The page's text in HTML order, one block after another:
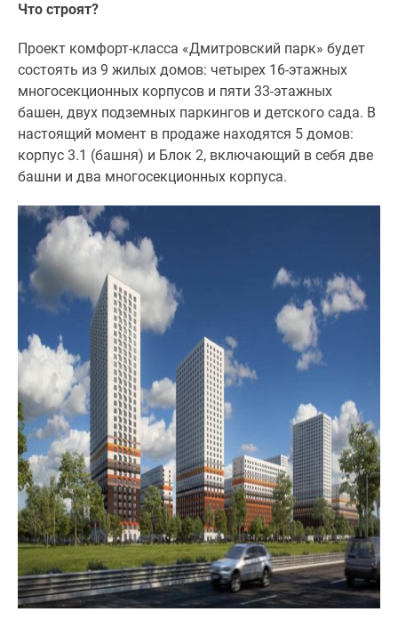
41%
Видео
360°
новостроек
Субсидированная
застройщиком
Rutube
Поиск
Москве
Программа
реновации
Новостройки
премиум-
класса
Новостройки
бизнес-
класса
Рассрочка
Траншевая
ипотека
Дома
коттеджи
Коттеджные
Что строят?
Проект комфорт-класса «Дмитровский парк» будет
состоять из 9 жилых домов: четырех 16-этажных
многосекционных корпусов и пяти 33-этажных
башен, двух подземных паркингов и детского сада. В
настоящий момент в продаже находятся 5 домов:
корпус 3.1 (башня) и Блок 2, включающий в себя две
башни и два многосекционных корпуса.